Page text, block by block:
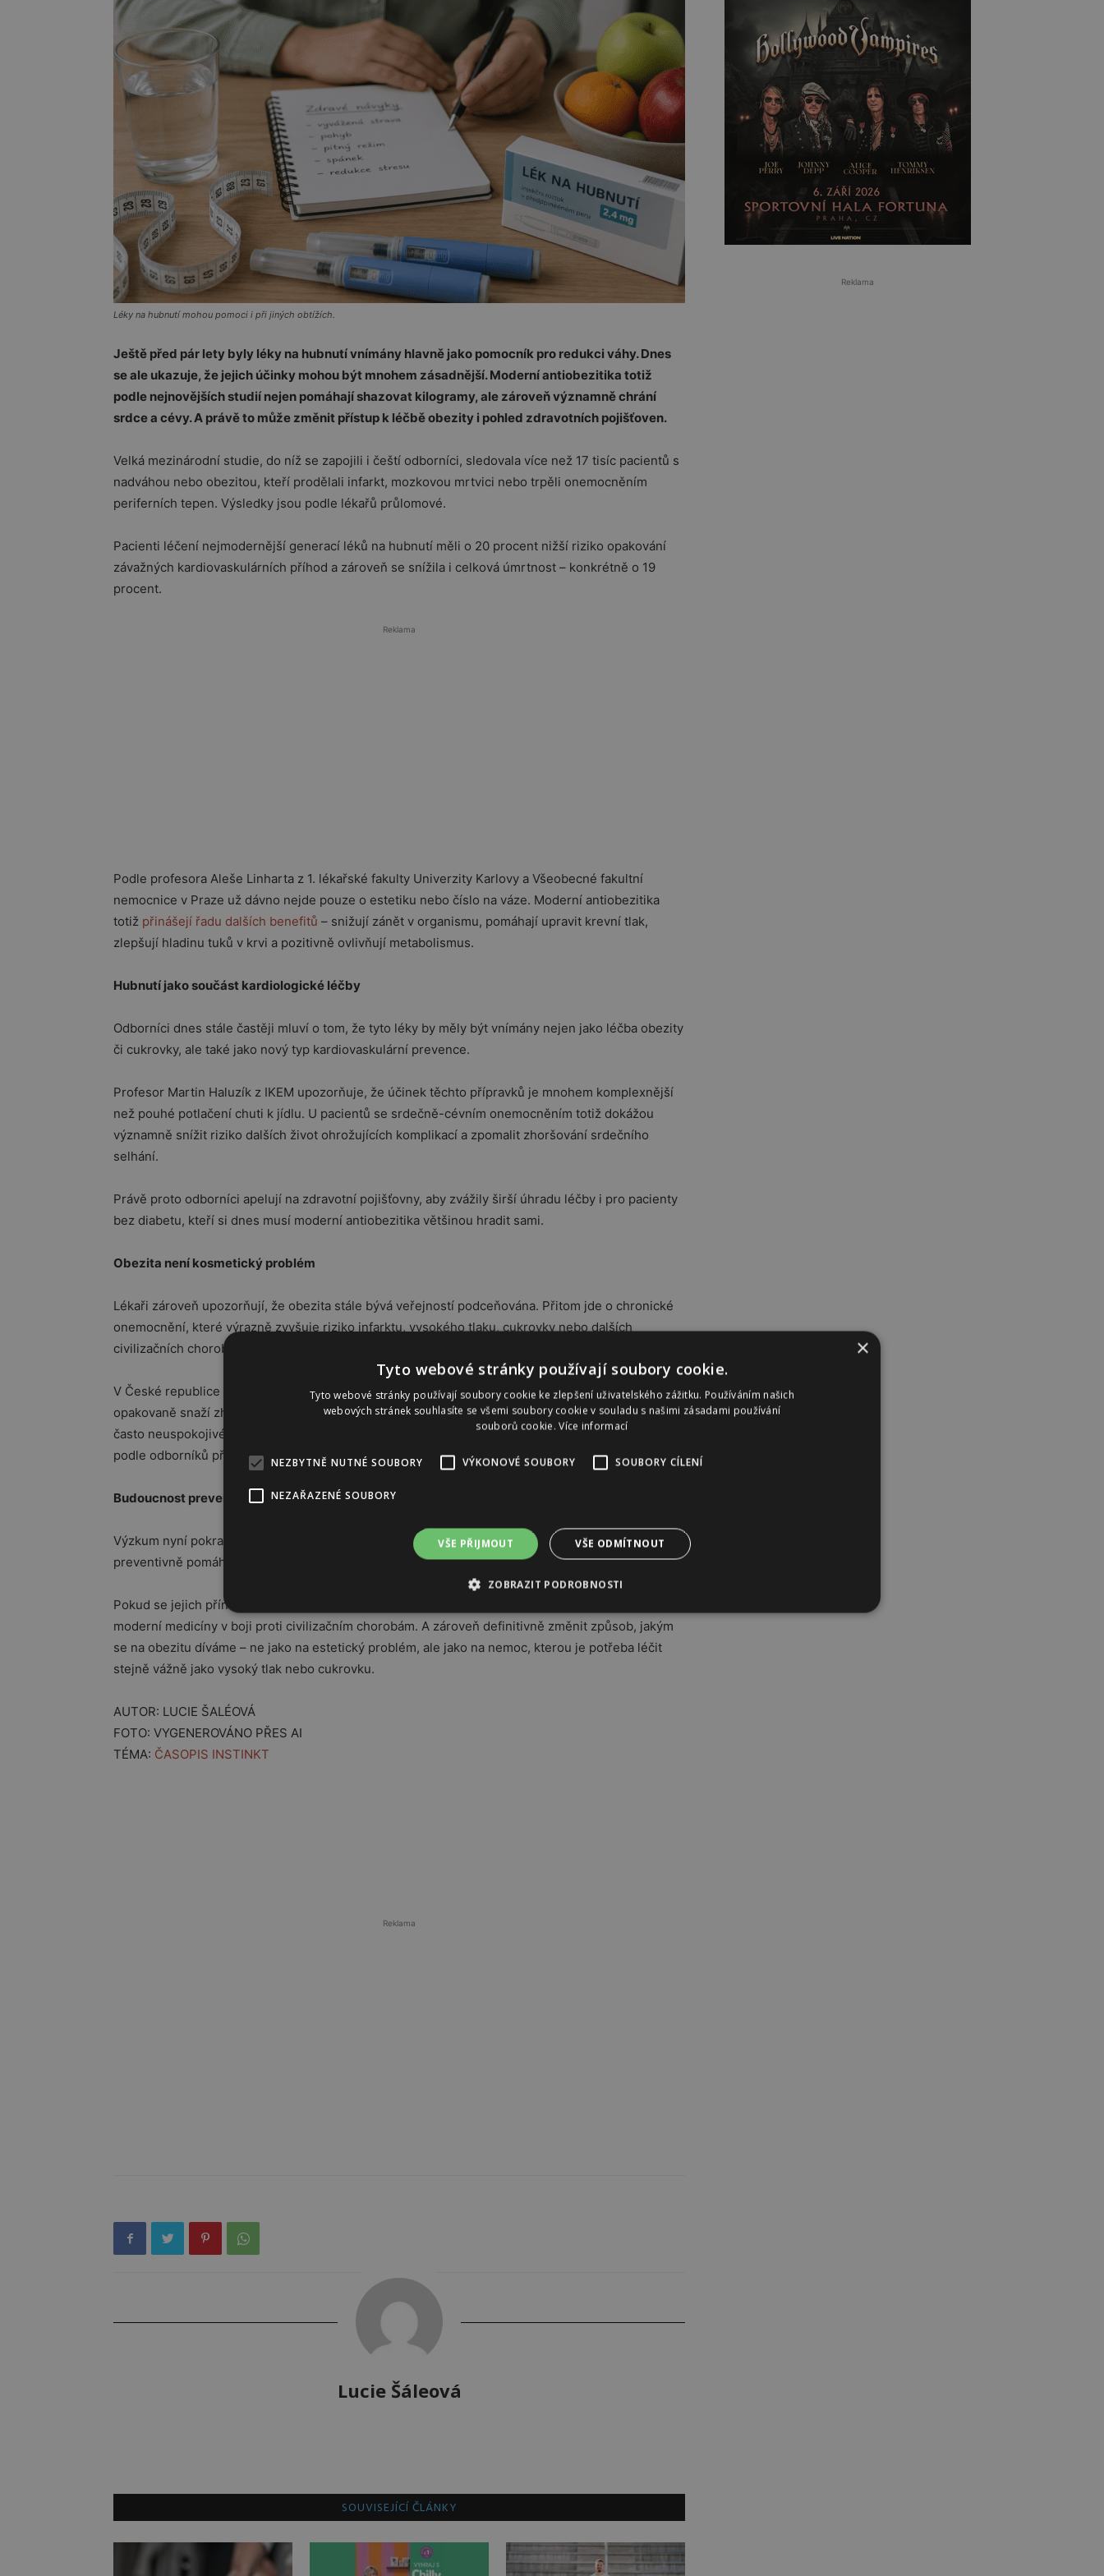
Léky na hubnutí mohou pomoci i při jiných obtížích.
Ještě před pár lety byly léky na hubnutí vnímány hlavně jako pomocník pro redukci váhy. Dnes
se ale ukazuje, že jejich účinky mohou být mnohem zásadnější. Moderní antiobezitika totiž
podle nejnovějších studií nejen pomáhají shazovat kilogramy, ale zároveň významně chrání
srdce a cévy. A právě to může změnit přístup k léčbě obezity i pohled zdravotních pojišťoven.
Velká mezinárodní studie, do níž se zapojili i čeští odborníci, sledovala více než 17 tisíc pacientů s
nadváhou nebo obezitou, kteří prodělali infarkt, mozkovou mrtvici nebo trpěli onemocněním
periferních tepen. Výsledky jsou podle lékařů průlomové.
Pacienti léčení nejmodernější generací léků na hubnutí měli o 20 procent nižší riziko opakování
závažných kardiovaskulárních příhod a zároveň se snížila i celková úmrtnost – konkrétně o 19
procent.
Reklama
Podle profesora Aleše Linharta z 1. lékařské fakulty Univerzity Karlovy a Všeobecné fakultní
nemocnice v Praze už dávno nejde pouze o estetiku nebo číslo na váze. Moderní antiobezitika
totiž přinášejí řadu dalších benefitů – snižují zánět v organismu, pomáhají upravit krevní tlak,
zlepšují hladinu tuků v krvi a pozitivně ovlivňují metabolismus.
Hubnutí jako součást kardiologické léčby
Odborníci dnes stále častěji mluví o tom, že tyto léky by měly být vnímány nejen jako léčba obezity
či cukrovky, ale také jako nový typ kardiovaskulární prevence.
Profesor Martin Haluzík z IKEM upozorňuje, že účinek těchto přípravků je mnohem komplexnější
než pouhé potlačení chuti k jídlu. U pacientů se srdečně-cévním onemocněním totiž dokážou
významně snížit riziko dalších život ohrožujících komplikací a zpomalit zhoršování srdečního
selhání.
Právě proto odborníci apelují na zdravotní pojišťovny, aby zvážily širší úhradu léčby i pro pacienty
bez diabetu, kteří si dnes musí moderní antiobezitika většinou hradit sami.
Obezita není kosmetický problém
Lékaři zároveň upozorňují, že obezita stále bývá veřejností podceňována. Přitom jde o chronické
onemocnění, které výrazně zvyšuje riziko infarktu, vysokého tlaku, cukrovky nebo dalších
civilizačních chorob.
V České republice má nadváhu nebo obezitu téměř dvě třetiny dospělých. Mnoho lidí se
opakovaně snaží zhubnout pomocí diet nebo starších typů léků, dlouhodobé výsledky ale bývaly
často neuspokojivé. Některé starší preparáty navíc mohly zvyšovat kardiovaskulární riziko, což je
podle odborníků přesně opačný efekt, než jakého chce moderní medicína dosáhnout.
Budoucnost prevence?
Výzkum nyní pokračuje dál. Odborníci chtějí zjistit, zda by moderní léky na hubnutí mohly
preventivně pomáhat i lidem s obezitou, kteří zatím
žádné srdečně-cévní onemocněníneprodělali.
Pokud se jejich přínos potvrdí i v prevenci, mohly by se stát jedním z nejvýznamnějších nástrojů
moderní medicíny v boji proti civilizačním chorobám. A zároveň definitivně změnit způsob, jakým
se na obezitu díváme – ne jako na estetický problém, ale jako na nemoc, kterou je potřeba léčit
stejně vážně jako vysoký tlak nebo cukrovku.
AUTOR: LUCIE ŠALÉOVÁ
FOTO: VYGENEROVÁNO PŘES AI
TÉMA: ČASOPIS INSTINKT
Reklama
Lucie Šáleová
SOUVISEJÍCÍ ČLÁNKY
Reklama
×
Tyto webové stránky používají soubory cookie.
Tyto webové stránky používají soubory cookie ke zlepšení uživatelského zážitku. Používáním našich
webových stránek souhlasíte se všemi soubory cookie v souladu s našimi zásadami používání
souborů cookie.Více informací
NEZBYTNĚ NUTNÉ SOUBORY VÝKONOVÉ SOUBORY SOUBORY CÍLENÍ
NEZAŘAZENÉ SOUBORY
VŠE PŘIJMOUT VŠE ODMÍTNOUT
ZOBRAZIT PODROBNOSTI